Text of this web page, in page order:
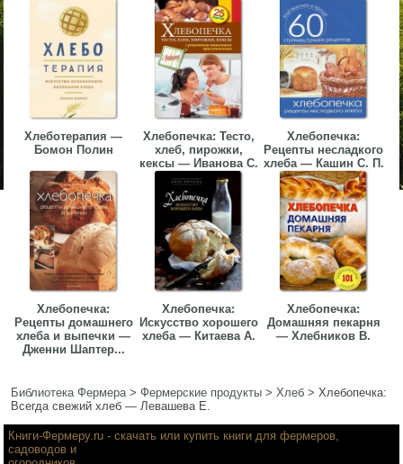
Хлеботерапия —
Бомон Полин
Хлебопечка: Тесто,
хлеб, пирожки,
кексы — Иванова С.
Хлебопечка:
Рецепты несладкого
хлеба — Кашин С. П.
Хлебопечка:
Рецепты домашнего
хлеба и выпечки —
Дженни Шаптер...
Хлебопечка:
Искусство хорошего
хлеба — Китаева А.
Хлебопечка:
Домашняя пекарня
— Хлебников В.
Библиотека Фермера>Фермерские продукты >Хлеб >Хлебопечка:
Всегда свежий хлеб — Левашева Е.
Книги-Фермеру.ru - скачать или купить книги для фермеров,
садоводов и